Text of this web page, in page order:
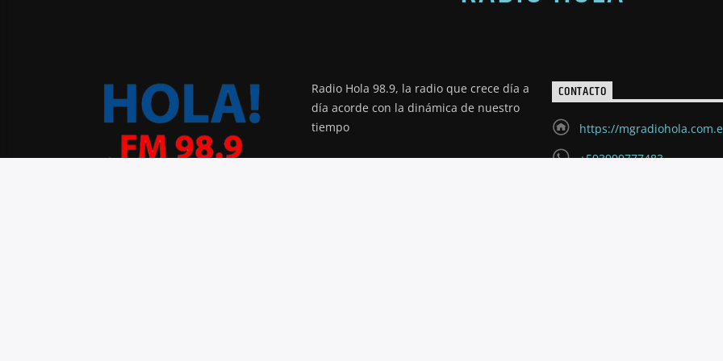
Radio Hola 98.9, la radio que crece día a
día acorde con la dinámica de nuestro
tiempo
CONTACTO
https://
+593999777483